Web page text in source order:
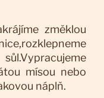
změklou
mísou nebo
náplň.